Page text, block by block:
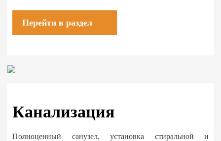
Перейти в раздел
Канализация
Полноценный санузел, установка стиральной и